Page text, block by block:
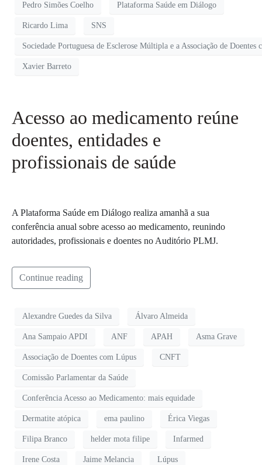
Pedro Simões Coelho Plataforma Saúde em Diálogo
Ricardo Lima SNS
Sociedade Portuguesa de Esclerose Múltipla e a Associação de Doentes
Xavier Barreto
Acesso ao medicamento reúne
doentes, entidades e
profissionais de saúde
A Plataforma Saúde em Diálogo realiza amanhã a sua
conferência anual sobre acesso ao medicamento, reunindo
autoridades, profissionais e doentes no Auditório PLMJ.
Continue reading
Alexandre Guedes da Silva Álvaro Almeida
Ana Sampaio APDI ANF APAH Asma Grave
Associação de Doentes com Lúpus CNFT
Comissão Parlamentar da Saúde
Conferência Acesso ao Medicamento: mais equidade
Dermatite atópica ema paulino Érica Viegas
Filipa Branco helder mota filipe Infarmed
Irene Costa Jaime Melancia Lúpus